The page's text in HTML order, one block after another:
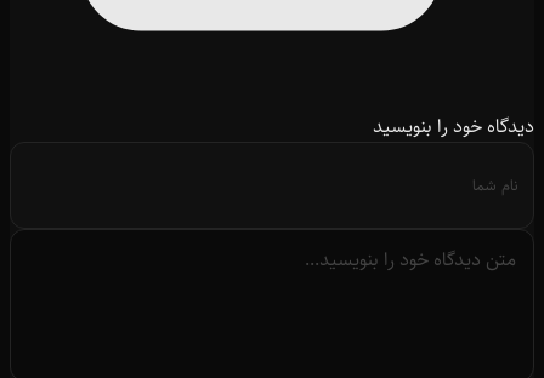
دیدگاه خود را بنویسید